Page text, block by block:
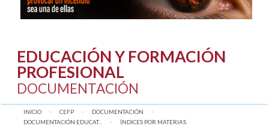
EDUCACIÓN Y FORMACIÓN
PROFESIONAL
DOCUMENTACIÓN
INICIO CEFP
DOCUMENTACIÓN
DOCUMENTACIÓN EDUCAT...
AQUÍ:
ÍNDICES POR MATERIAS